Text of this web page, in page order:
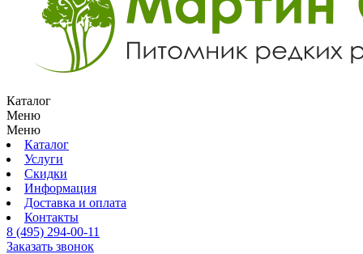
Каталог
Меню
Меню
Каталог
Услуги
Скидки
Информация
Доставка и оплата
Контакты
8 (495) 294-00-11
Заказать звонок